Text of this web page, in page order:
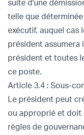
suite d'une
telle que
exécutif, auquel cas
président
président et toutes
ce poste.
Article 3.4 : Sous-
Le président peut
ou approprié et doit
règles de